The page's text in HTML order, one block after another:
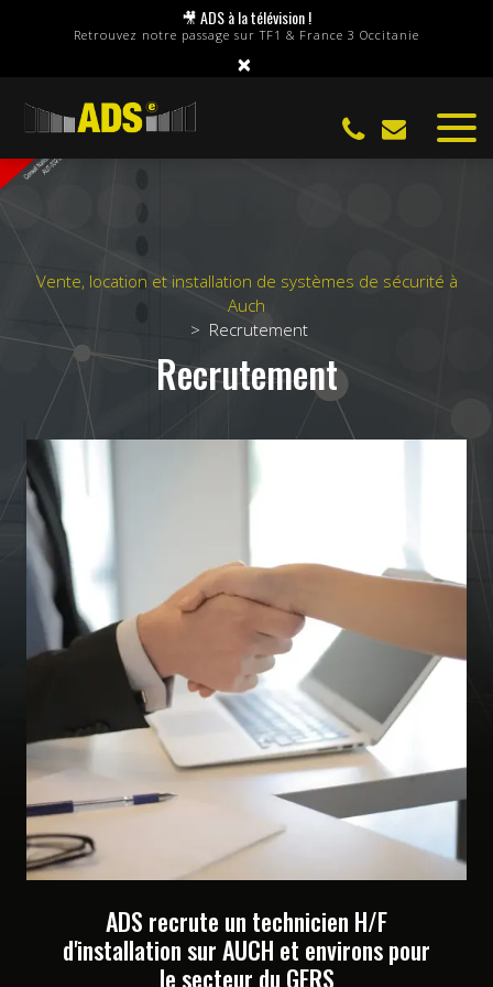
🎥 ADS à la télévision !
Retrouvez notre passage sur TF1 & France 3 Occitanie
×
Vente, location et installation de systèmes de sécurité à
Auch
Recrutement
Recrutement
ADS recrute un technicien H/F
d'installation sur AUCH et environs pour
le secteur du GERS
Panneau de gestion des cookies